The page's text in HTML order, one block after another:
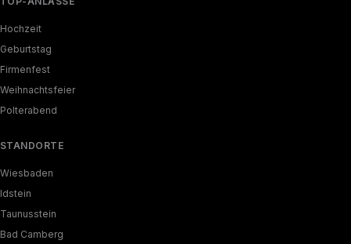
Hochzeit
Geburtstag
Firmenfest
Weihnachtsfeier
Polterabend
STANDORTE
Wiesbaden
Idstein
Taunusstein
Bad Camberg